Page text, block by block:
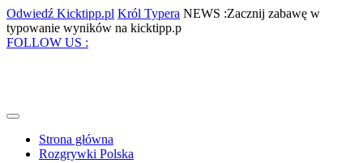
Skip
to
content
Odwiedź Kicktipp.pl Odwiedź
Kicktipp.pl
Król Typera Król
Typera
NEWS :Zacznij zabawę w
typowanie wyników na kicktipp.pZacznij
FOLLOW US :
Open
Strona główna
Rozgrywki Polska